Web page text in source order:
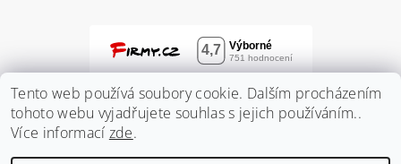
Tento web používá soubory cookie. Dalším procházením
tohoto webu vyjadřujete souhlas s jejich používáním..
Více informací zde.